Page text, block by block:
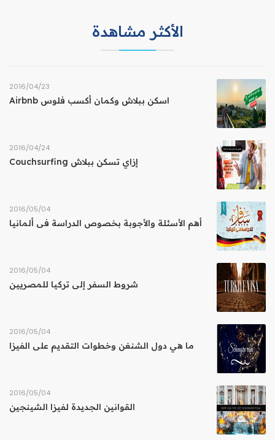
الأكثر مشاهدة
23‏/04‏/2016
اسكن ببلاش وكمان أكسب فلوس Airbnb
24‏/04‏/2016
إزاي تسكن ببلاش Couchsurfing
04‏/05‏/2016
أهم الأسئلة والأجوبة بخصوص الدراسة فى ألمانيا
04‏/05‏/2016
شروط السفر إلى تركيا للمصريين
04‏/05‏/2016
ما هي دول الشنغن وخطوات التقديم على الفيزا
04‏/05‏/2016
القوانين الجديدة لفيزا الشينجين